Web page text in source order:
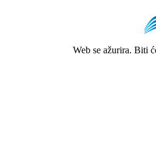
Web se ažurira. Biti